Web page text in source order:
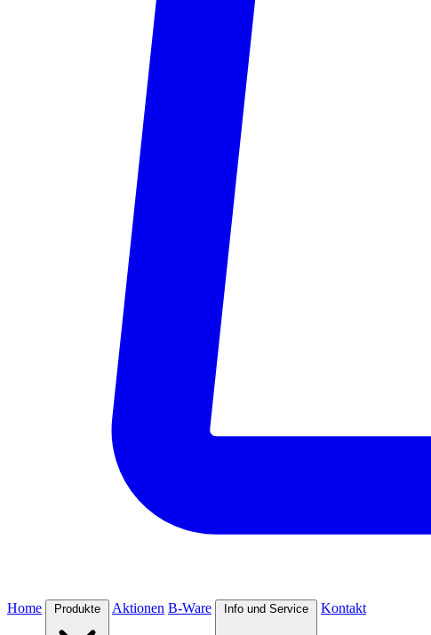
Home Produkte Aktionen B-Ware Info und Service Kontakt